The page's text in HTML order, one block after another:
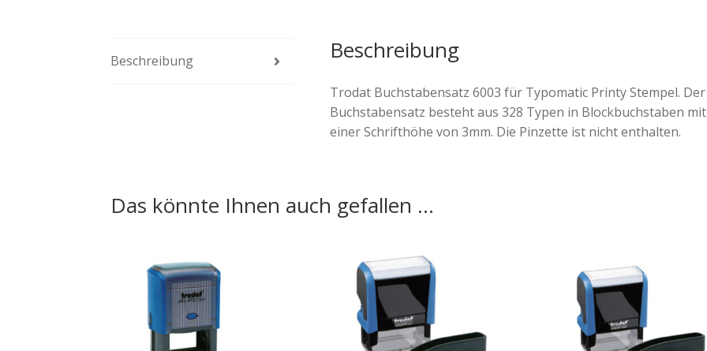
Beschreibung Beschreibung
Trodat Buchstabensatz 6003 für Typomatic Printy Stempel. Der
Buchstabensatz besteht aus 328 Typen in Blockbuchstaben mit
einer Schrifthöhe von 3mm. Die Pinzette ist nicht enthalten.
Das könnte Ihnen auch gefallen …